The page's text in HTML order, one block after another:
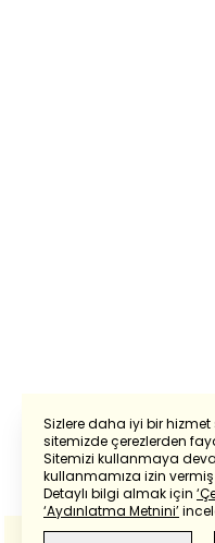
Sizlere daha iyi bir
sitemizde çerezlerden
Sitemizi kullanmaya
kullanmamıza izin
Detaylı bilgi almak için
‘Aydınlatma Metnini’
Powered by
Bu çevirideGoogle